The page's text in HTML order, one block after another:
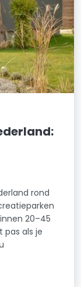
rond
20–45
pas als je